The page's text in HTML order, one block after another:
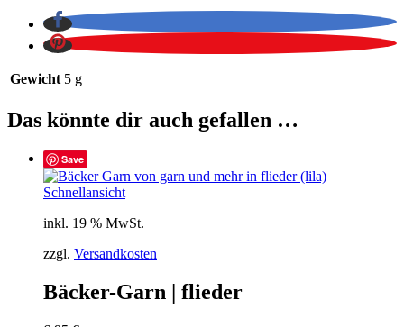
Gewicht 5 g
Das könnte dir auch gefallen …
Save
Schnellansicht
inkl. 19 % MwSt.
zzgl. Versandkosten
Bäcker-Garn | flieder